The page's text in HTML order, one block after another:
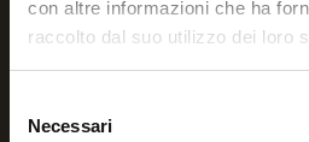
con altre informazioni che ha
raccolto dal suo utilizzo dei loro
delNecessari
Per qualsiasi
necessità